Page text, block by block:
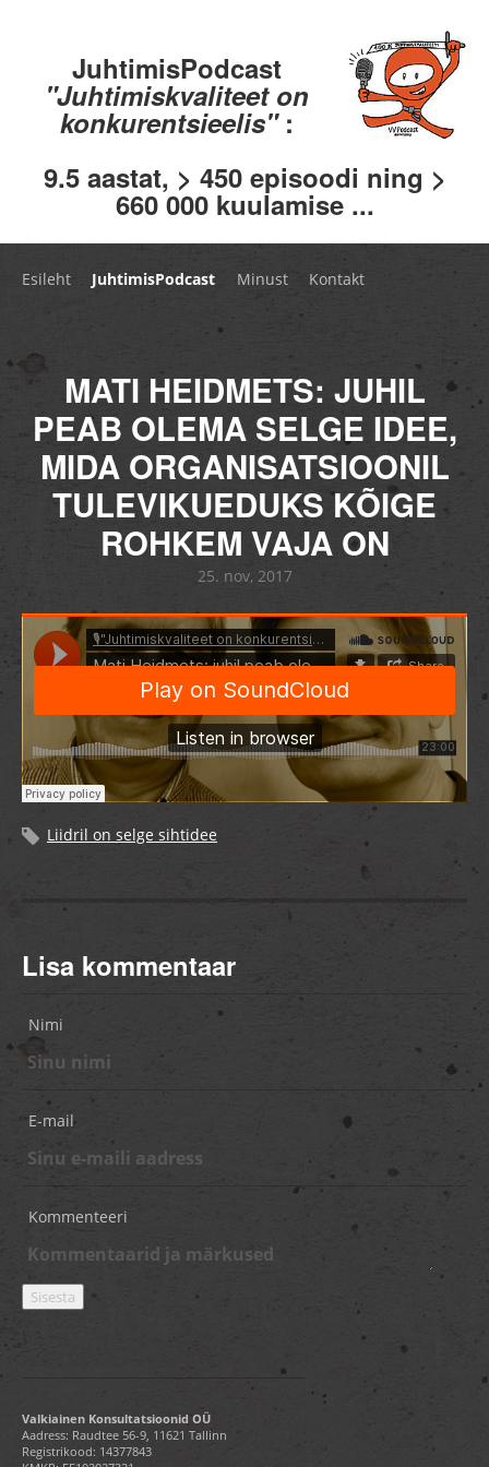
JuhtimisPodcast
"Juhtimiskvaliteet on
konkurentsieelis" :
9.5 aastat, > 450 episoodi ning >
660 000 kuulamise ...
Esileht JuhtimisPodcast Minust Kontakt
MATI HEIDMETS: JUHIL
PEAB OLEMA SELGE IDEE,
MIDA ORGANISATSIOONIL
TULEVIKUEDUKS KÕIGE
ROHKEM VAJA ON
25. nov, 2017
Liidril on selge sihtidee
Lisa kommentaar
Nimi
E-mail
Kommenteeri
Valkiainen Konsultatsioonid OÜ
Aadress: Raudtee 56-9, 11621 Tallinn
Registrikood: 14377843